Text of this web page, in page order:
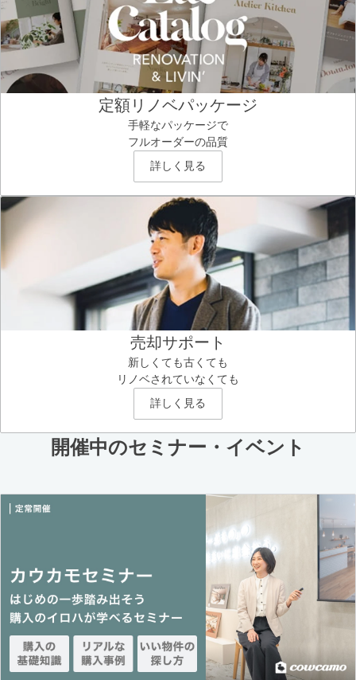
定額リノベパッケージ
手軽なパッケージで
フルオーダーの品質
詳しく見る
売却サポート
新しくても古くても
リノベされていなくても
詳しく見る
開催中のセミナー・イベント